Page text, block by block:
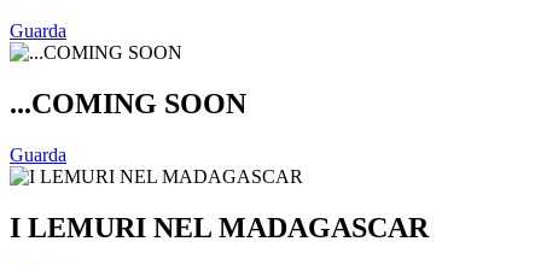
Guarda
...COMING SOON
Guarda
I LEMURI NEL MADAGASCAR